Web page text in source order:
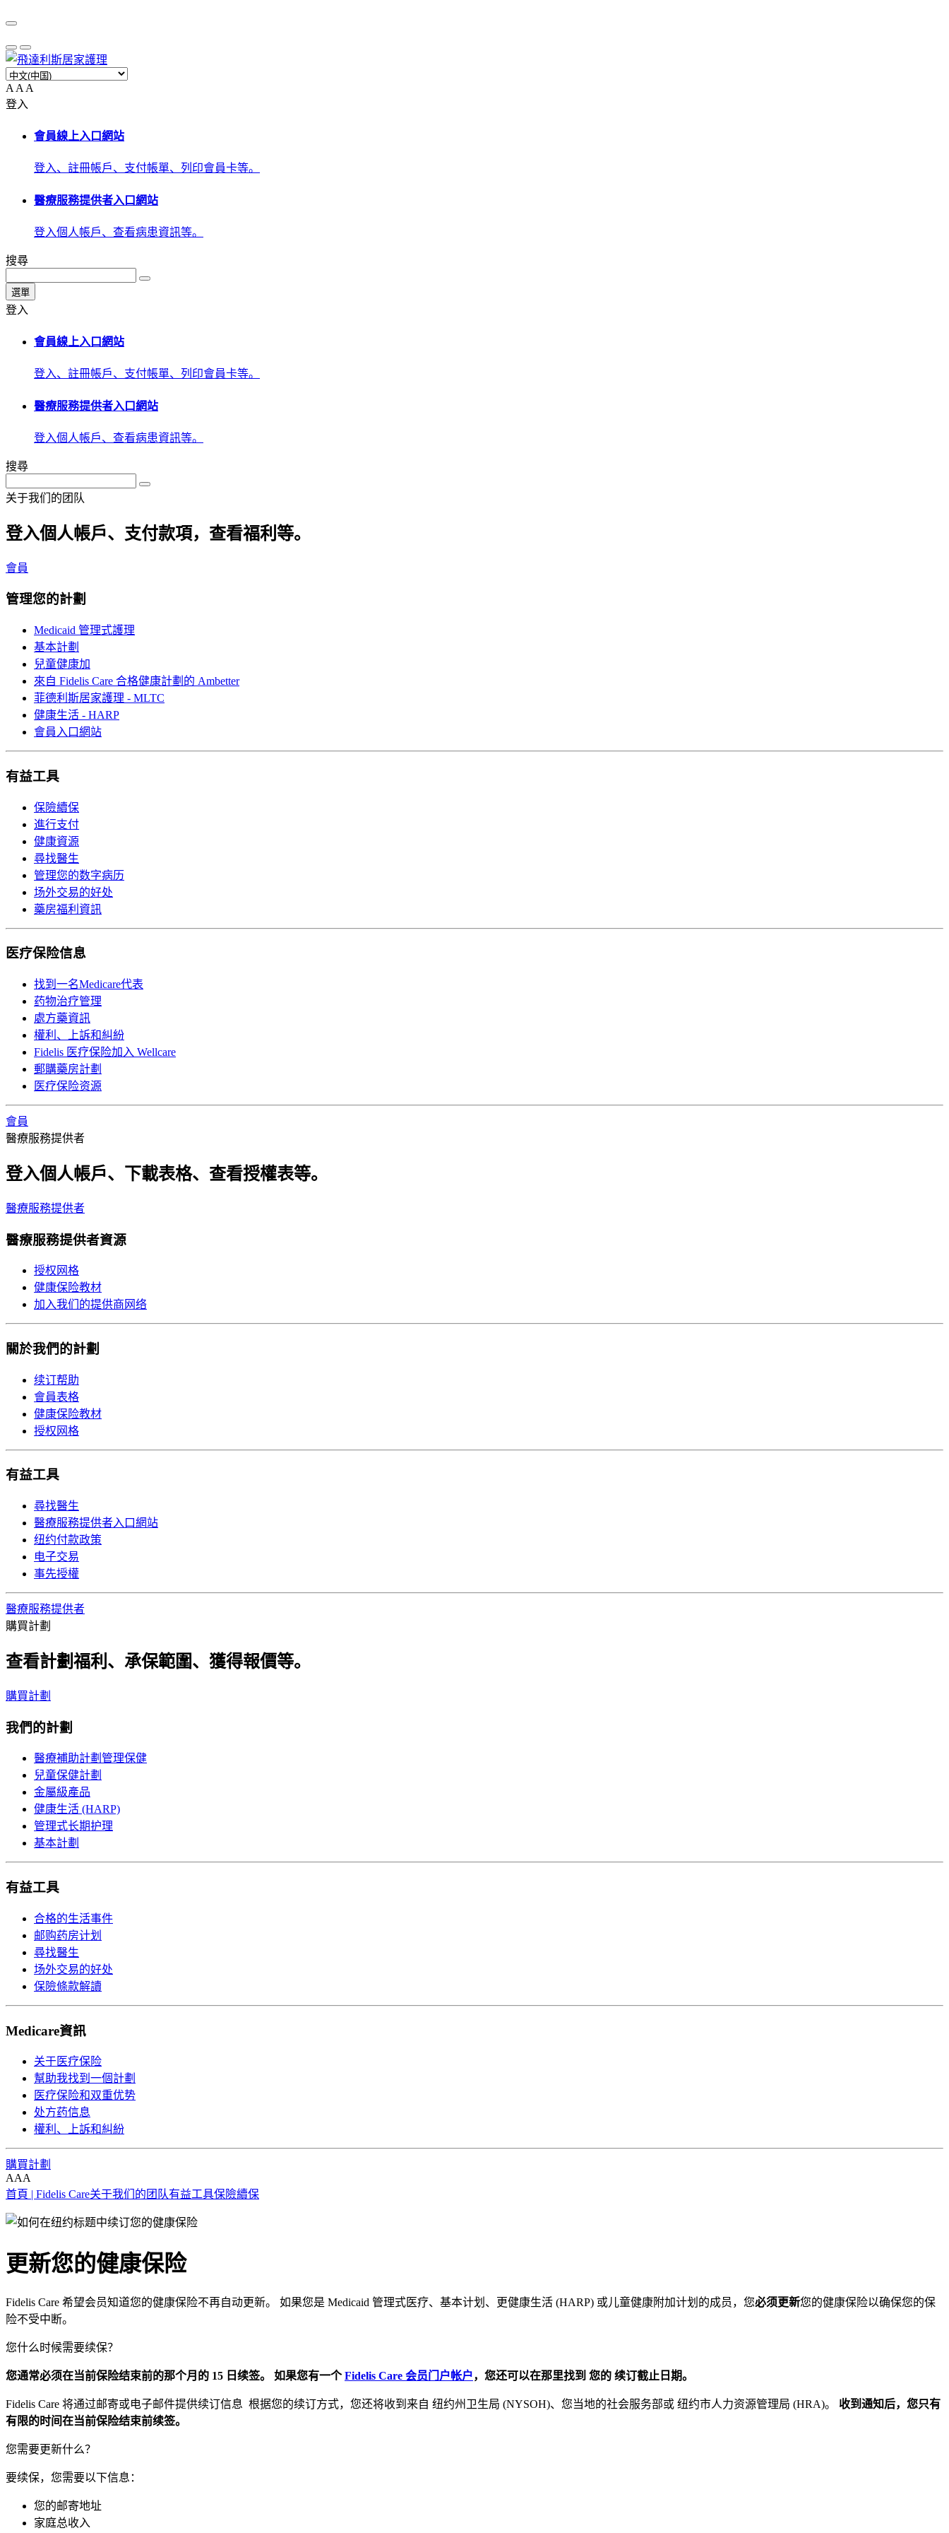
A A A
登入
會員線上入口網站
登入、註冊帳戶、支付帳單、列印會員卡等。
醫療服務提供者入口網站
登入個人帳戶、查看病患資訊等。
搜尋
選單
登入
會員線上入口網站
登入、註冊帳戶、支付帳單、列印會員卡等。
醫療服務提供者入口網站
登入個人帳戶、查看病患資訊等。
搜尋
关于我们的团队
登入個人帳戶、支付款項，查看福利等。
會員
管理您的計劃
Medicaid 管理式護理
基本計劃
兒童健康加
來自 Fidelis Care 合格健康計劃的 Ambetter
菲德利斯居家護理 - MLTC
健康生活 - HARP
會員入口網站
有益工具
保險續保
進行支付
健康資源
尋找醫生
管理您的数字病历
场外交易的好处
藥房福利資訊
医疗保险信息
找到一名Medicare代表
药物治疗管理
處方藥資訊
權利、上訴和糾紛
Fidelis 医疗保险加入 Wellcare
郵購藥房計劃
医疗保险资源
會員
醫療服務提供者
登入個人帳戶、下載表格、查看授權表等。
醫療服務提供者
醫療服務提供者資源
授权网格
健康保险教材
加入我们的提供商网络
關於我們的計劃
续订帮助
會員表格
健康保险教材
授权网格
有益工具
尋找醫生
醫療服務提供者入口網站
纽约付款政策
电子交易
事先授權
醫療服務提供者
購買計劃
查看計劃福利、承保範圍、獲得報價等。
購買計劃
我們的計劃
醫療補助計劃管理保健
兒童保健計劃
金屬級產品
健康生活 (HARP)
管理式长期护理
基本計劃
有益工具
合格的生活事件
邮购药房计划
尋找醫生
场外交易的好处
保險條款解讀
Medicare資訊
关于医疗保险
幫助我找到一個計劃
医疗保险和双重优势
处方药信息
權利、上訴和糾紛
購買計劃
AAA
首頁 | Fidelis Care关于我们的团队有益工具保險續保
更新您的健康保险
Fidelis Care 希望会员知道您的健康保险不再自动更新。 如果您是 Medicaid 管理式医疗、基本计划、更健康生活 (HARP) 或儿童健康附加计划的成员，您必须更新您的健康保险以确保您的保
险不受中断。
您什么时候需要续保？
您通常必须在当前保险结束前的那个月的 15 日续签。 如果您有一个Fidelis Care 会员门户帐户，您还可以在那里找到 您的 续订截止日期。
Fidelis Care 将通过邮寄或电子邮件提供续订信息 根据您的续订方式，您还将收到来自 纽约州卫生局 (NYSOH)、您当地的社会服务部或 纽约市人力资源管理局 (HRA)。 收到通知后，您只有
有限的时间在当前保险结束前续签。
您需要更新什么？
要续保，您需要以下信息：
您的邮寄地址
家庭总收入